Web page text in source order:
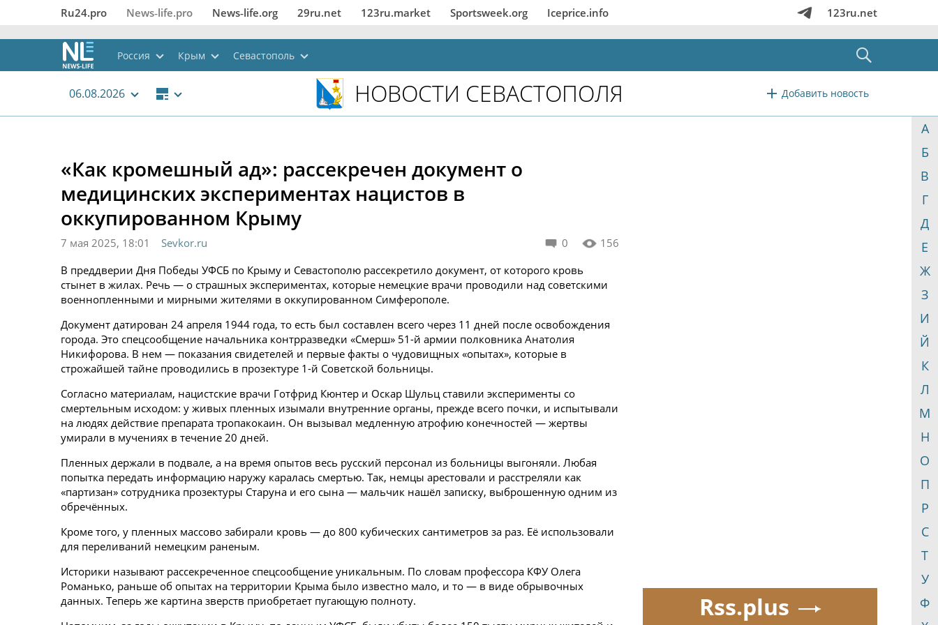
Ru24.pro News‑life.pro News‑life.org 29ru.net 123ru.market Sportsweek.org Iceprice.info 123ru.net
Россия Крым Севастополь
06.08.2026 НОВОСТИ СЕВАСТОПОЛЯ Добавить новость
А
Б
В
Г
Д
Е
Ж
З
И
Й
К
Л
М
Н
О
П
Р
С
Т
У
Ф
«Как кромешный ад»: рассекречен документ о
медицинских экспериментах нацистов в
оккупированном Крыму
0 156
7 мая 2025, 18:01
Sevkor.ru
В преддверии Дня Победы УФСБ по Крыму и Севастополю рассекретило документ, от которого кровь
стынет в жилах. Речь — о страшных экспериментах, которые немецкие врачи проводили над советскими
военнопленными и мирными жителями в оккупированном Симферополе.
Документ датирован 24 апреля 1944 года, то есть был составлен всего через 11 дней после освобождения
города. Это спецсообщение начальника контрразведки «Смерш» 51-й армии полковника Анатолия
Никифорова. В нем — показания свидетелей и первые факты о чудовищных «опытах», которые в
строжайшей тайне проводились в прозектуре 1-й Советской больницы.
Согласно материалам, нацистские врачи Готфрид Кюнтер и Оскар Шульц ставили эксперименты со
смертельным исходом: у живых пленных изымали внутренние органы, прежде всего почки, и испытывали
на людях действие препарата тропакокаин. Он вызывал медленную атрофию конечностей — жертвы
умирали в мучениях в течение 20 дней.
Пленных держали в подвале, а на время опытов весь русский персонал из больницы выгоняли. Любая
попытка передать информацию наружу каралась смертью. Так, немцы арестовали и расстреляли как
«партизан» сотрудника прозектуры Старуна и его сына — мальчик нашёл записку, выброшенную одним из
обречённых.
Кроме того, у пленных массово забирали кровь — до 800 кубических сантиметров за раз. Её использовали
для переливаний немецким раненым.
Историки называют рассекреченное спецсообщение уникальным. По словам профессора КФУ Олега
Романько, раньше об опытах на территории Крыма было известно мало, и то — в виде обрывочных
данных. Теперь же картина зверств приобретает пугающую полноту.
Rss.plus